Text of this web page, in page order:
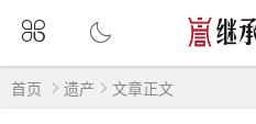
首页 遗产 文章正文